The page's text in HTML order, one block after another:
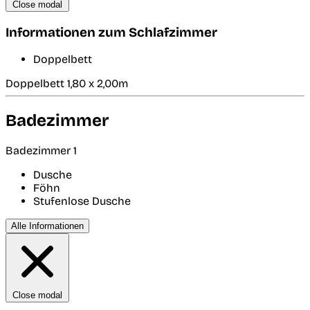
Close modal
Informationen zum Schlafzimmer
Doppelbett
Doppelbett 1,80 x 2,00m
Badezimmer
Badezimmer 1
Dusche
Föhn
Stufenlose Dusche
Alle Informationen
Close modal